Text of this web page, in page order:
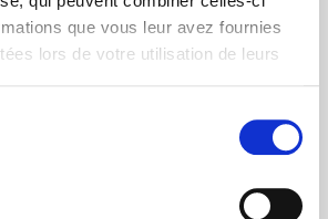
que vous leur avez fournies
lors de votre utilisation de leurs